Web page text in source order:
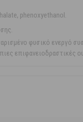
phenoxyethanol.
φυσικό ενεργό
επιφανειοδραστικές